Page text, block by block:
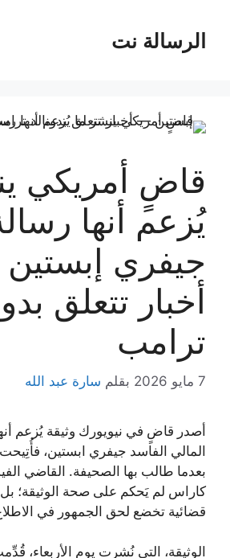
المحتوىالرسالة نت
قاضٍ أمريكي
يُزعم أنها
جيفري
أخبار تتعلق
ترامب
7 مايو 2026 بقلم سارة عبد الله
أصدر قاضٍ في نيويورك وثيقة يُزعم
المالي الفاسد جيفري ابستين، فأُتِيحت
بعدما طالب بها الصحيفة. القاضي
كاراس لم يَحكم على صحة الوثيقة؛ بل
قضائية تخضع لحق الجمهور في
الوثيقة، التي نُشرت يوم الأربعاء،